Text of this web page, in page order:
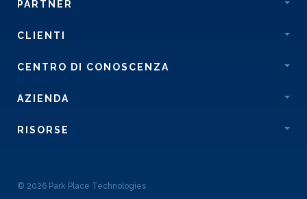
PARTNER
CLIENTI
CENTRO DI CONOSCENZA
AZIENDA
RISORSE
© 2026 Park Place Technologies